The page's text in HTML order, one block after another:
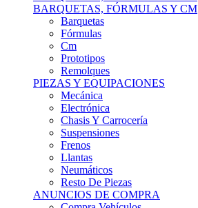
BARQUETAS, FÓRMULAS Y CM
Barquetas
Fórmulas
Cm
Prototipos
Remolques
PIEZAS Y EQUIPACIONES
Mecánica
Electrónica
Chasis Y Carrocería
Suspensiones
Frenos
Llantas
Neumáticos
Resto De Piezas
ANUNCIOS DE COMPRA